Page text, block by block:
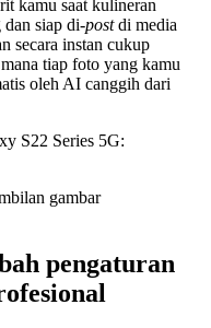
kamu saat kulineran
siap di-postdi media
secara instan cukup
tiap foto yang kamu
oleh AI canggih dari
S22 Series 5G:
gambar
pengaturan